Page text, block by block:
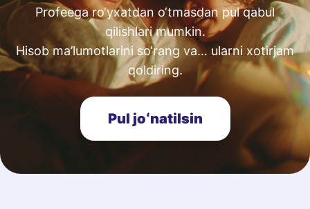
Profeega ro‘yxatdan o‘tmasdan pul qabul
qilishlari mumkin.
Hisob ma’lumotlarini so‘rang va… ularni xotirjam
qoldiring.
Pul joʻnatilsin